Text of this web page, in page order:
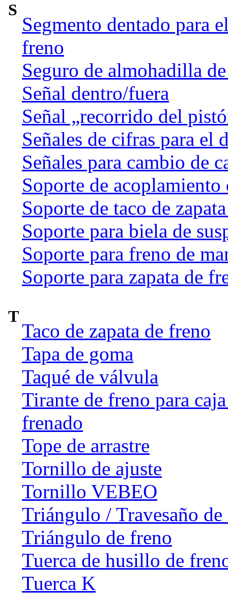
S
Segmento dentado para
freno
Seguro de almohadilla
Señal dentro/fuera
Señal „recorrido del
Señales de cifras para
Señales para cambio de
Soporte de acoplamiento
Soporte de taco de
Soporte para biela de
Soporte para freno de
Soporte para zapata de
T
Taco de zapata de freno
Tapa de goma
Taqué de válvula
Tirante de freno para
frenado
Tope de arrastre
Tornillo de ajuste
Tornillo VEBEO
Triángulo / Travesaño de
Triángulo de freno
Tuerca de husillo de
Tuerca K